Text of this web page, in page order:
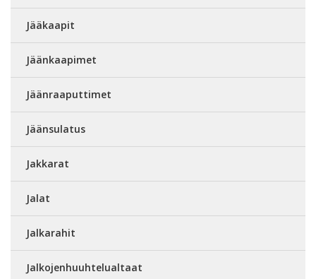
Jääkaapit
Jäänkaapimet
Jäänraaputtimet
Jäänsulatus
Jakkarat
Jalat
Jalkarahit
Jalkojenhuuhtelualtaat